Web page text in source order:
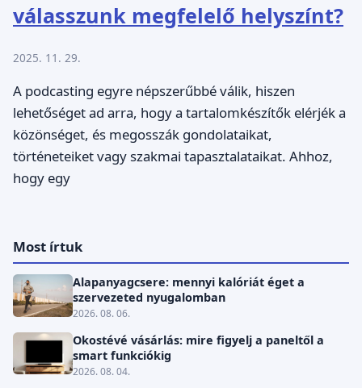
válasszunk megfelelő helyszínt?
2025. 11. 29.
A podcasting egyre népszerűbbé válik, hiszen
lehetőséget ad arra, hogy a tartalomkészítők elérjék a
közönséget, és megosszák gondolataikat,
történeteiket vagy szakmai tapasztalataikat. Ahhoz,
hogy egy
Most írtuk
Alapanyagcsere: mennyi kalóriát éget a
szervezeted nyugalomban
2026. 08. 06.
Okostévé vásárlás: mire figyelj a paneltől a
smart funkciókig
2026. 08. 04.